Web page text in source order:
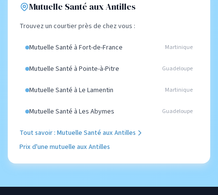
Mutuelle Santé aux Antilles
Trouvez un courtier près de chez vous :
Mutuelle Santé à Fort-de-France Martinique
Mutuelle Santé à Pointe-à-Pitre Guadeloupe
Mutuelle Santé à Le Lamentin Martinique
Mutuelle Santé à Les Abymes Guadeloupe
Tout savoir : Mutuelle Santé aux Antilles
Prix d'une mutuelle aux Antilles